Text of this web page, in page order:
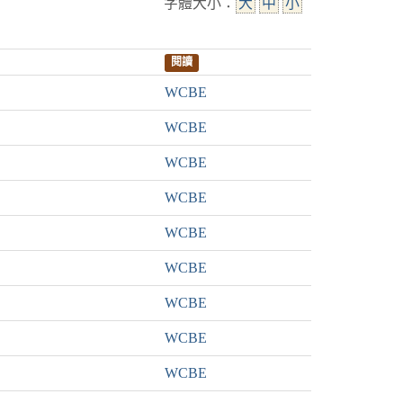
字體大小： 大 中 小
閱讀
WCBE
WCBE
WCBE
WCBE
WCBE
WCBE
WCBE
WCBE
WCBE